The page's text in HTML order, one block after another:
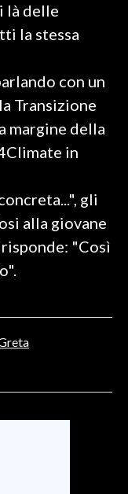
là delle
la stessa
con un
Transizione
margine della
in
gli
alla giovane
"Così